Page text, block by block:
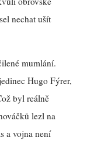
nechat ušít
mumlání.
Hugo Fýrer,
byl reálně
lezl na
a vojna není